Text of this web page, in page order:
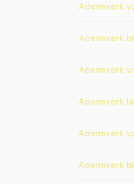
Ademwerk
Ademwerk
Ademwerk
Ademwerk
Ademwerk
Ademwerk